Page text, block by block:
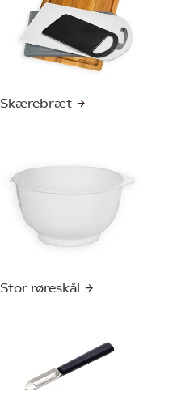
Skærebræt
Stor røreskål